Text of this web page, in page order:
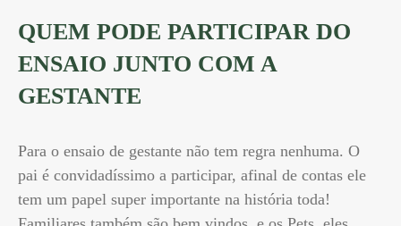
QUEM PODE PARTICIPAR DO
ENSAIO JUNTO COM A
GESTANTE
Para o ensaio de gestante não tem regra nenhuma. O
pai é convidadíssimo a participar, afinal de contas ele
tem um papel super importante na história toda!